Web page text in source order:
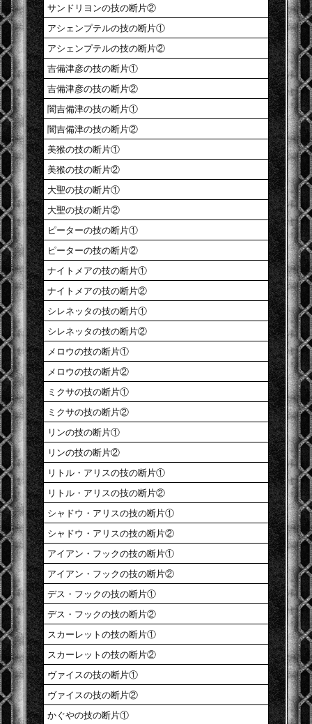
サンドリヨンの技の断片②
アシェンプテルの技の断片①
アシェンプテルの技の断片②
吉備津彦の技の断片①
吉備津彦の技の断片②
闇吉備津の技の断片①
闇吉備津の技の断片②
美猴の技の断片①
美猴の技の断片②
大聖の技の断片①
大聖の技の断片②
ピーターの技の断片①
ピーターの技の断片②
ナイトメアの技の断片①
ナイトメアの技の断片②
シレネッタの技の断片①
シレネッタの技の断片②
メロウの技の断片①
メロウの技の断片②
ミクサの技の断片①
ミクサの技の断片②
リンの技の断片①
リンの技の断片②
リトル・アリスの技の断片①
リトル・アリスの技の断片②
シャドウ・アリスの技の断片①
シャドウ・アリスの技の断片②
アイアン・フックの技の断片①
アイアン・フックの技の断片②
デス・フックの技の断片①
デス・フックの技の断片②
スカーレットの技の断片①
スカーレットの技の断片②
ヴァイスの技の断片①
ヴァイスの技の断片②
かぐやの技の断片①